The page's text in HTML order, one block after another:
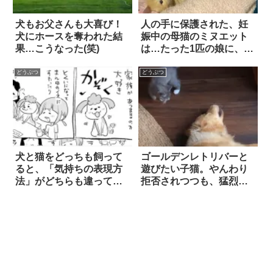
犬もお父さんも大喜び！
犬にホースを奪われた結
果…こうなった(笑)
人の手に保護された、妊
娠中の母猫のミヌエット
は…たった1匹の娘に、全
どうぶつ
犬と猫をどっちも飼って
ると、「気持ちの表現方
法」がどちらも違って楽
どうぶつ
ゴールデンレトリバーと
遊びたい子猫。やんわり
拒否されつつも、猛烈な